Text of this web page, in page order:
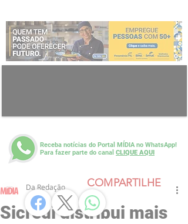
Receba notícias do Portal MÍDIA no WhatsApp!
Para fazer parte do canal CLIQUE AQUI
Sicredi distribui mais
Da Redação COMPARTILHE